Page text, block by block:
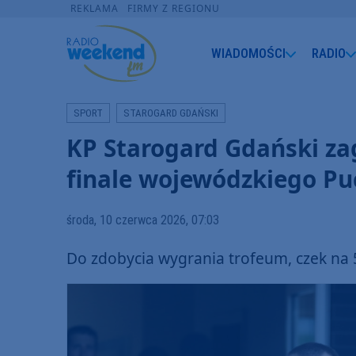
REKLAMA FIRMY Z REGIONU
WIADOMOŚCI RADIO
SPORT STAROGARD GDAŃSKI
KP Starogard Gdański
finale wojewódzkiego
środa, 10 czerwca 2026, 07:03
Do zdobycia wygrania trofeum, czek na